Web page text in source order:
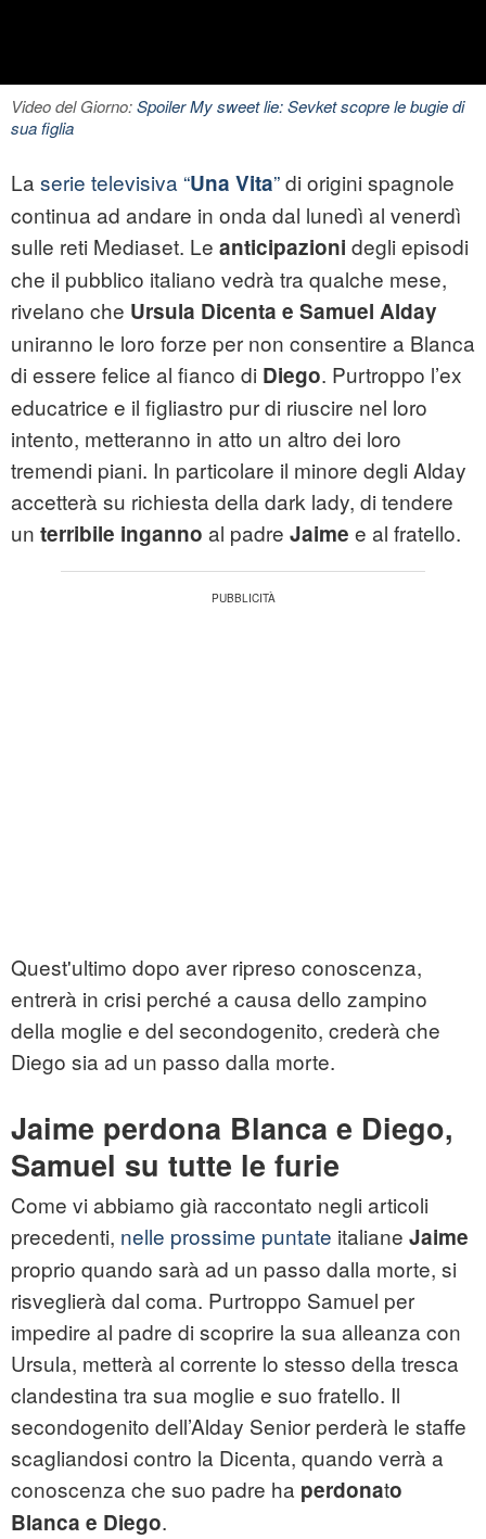
Video del Giorno:Spoiler My sweet lie: Sevket scopre le bugie di
sua figlia
La serie televisiva “Una Vita”di origini spagnole
continua ad andare in onda dal lunedì al venerdì
sulle reti Mediaset. Le anticipazioni degli episodi
che il pubblico italiano vedrà tra qualche mese,
rivelano che Ursula Dicenta e Samuel Alday
uniranno le loro forze per non consentire a Blanca
di essere felice al fianco di Diego. Purtroppo l’ex
educatrice e il figliastro pur di riuscire nel loro
intento, metteranno in atto un altro dei loro
tremendi piani. In particolare il minore degli Alday
accetterà su richiesta della dark lady, di tendere
un terribile inganno al padre Jaime e al fratello.
Quest'ultimo dopo aver ripreso conoscenza,
entrerà in crisi perché a causa dello zampino
della moglie e del secondogenito, crederà che
Diego sia ad un passo dalla morte.
Jaime perdona Blanca e Diego,
Samuel su tutte le furie
Come vi abbiamo già raccontato negli articoli
precedenti, nelle prossime puntate italiane Jaime
proprio quando sarà ad un passo dalla morte, si
risveglierà dal coma. Purtroppo Samuel per
impedire al padre di scoprire la sua alleanza con
Ursula, metterà al corrente lo stesso della tresca
clandestina tra sua moglie e suo fratello. Il
secondogenito dell’Alday Senior perderà le staffe
scagliandosi contro la Dicenta, quando verrà a
conoscenza che suo padre ha perdonato
Blanca e Diego.